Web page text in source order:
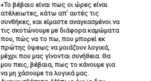
«Το βέβαιο είναι πως οι ώρες είναι
ατέλειωτες, κάτω απ’ αυτές τις
συνθήκες, και είμαστε αναγκασμένοι να
τις σκοτώνουμε με διάφορα καμώματα
που, πώς να το πω, που μπορεί εκ
πρώτης όψεως να μοιάζουν λογικά,
μέχρι που μας γίνονται συνήθεια. Θα
μου πεις, βέβαια, πως το κάνουμε για
να μη χάσουμε τα λογικά μας.